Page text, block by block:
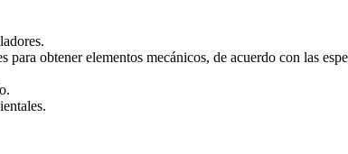
obtener elementos mecánicos, de acuerdo con las